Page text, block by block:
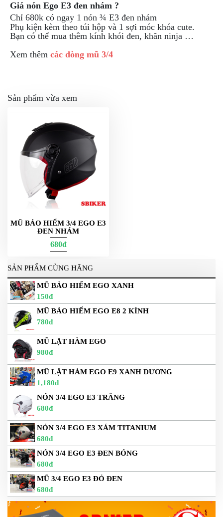
Giá nón Ego E3 đen nhám ?
Chỉ 680k có ngay 1 nón ¾ E3 đen nhám
Phụ kiện kèm theo túi hộp và 1 sợi móc khóa cute.
Bạn có thể mua thêm kính khói đen, khăn ninja …
Xem thêm các dòng mũ 3/4
Sản phẩm vừa xem
MŨ BẢO HIỂM 3/4 EGO E3
ĐEN NHÁM
680đ
SẢN PHẨM CÙNG HÃNG
MŨ BẢO HIỂM EGO XANH
150đ
MŨ BẢO HIỂM EGO E8 2 KÍNH
780đ
MŨ LẬT HÀM EGO
980đ
MŨ LẬT HÀM EGO E9 XANH DƯƠNG
1,180đ
NÓN 3/4 EGO E3 TRẮNG
680đ
NÓN 3/4 EGO E3 XÁM TITANIUM
680đ
NÓN 3/4 EGO E3 ĐEN BÓNG
680đ
MŨ 3/4 EGO E3 ĐỎ ĐEN
680đ